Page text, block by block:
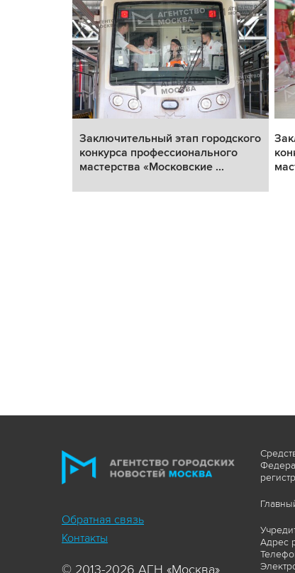
Заключительный этап городского
конкурса профессионального
мастерства «Московские ...
Обратная связь
Контакты
© 2013-2026 АГН «Москва»
Адрес